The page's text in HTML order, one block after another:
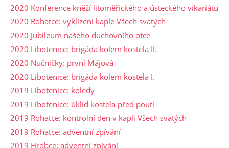
2020 Konference kněží litoměřického a ústeckého vikariátu
2020 Rohatce: vyklízení kaple Všech svatých
2020 Jubileum našeho duchovního otce
2020 Libotenice: brigáda kolem kostela II.
2020 Nučničky: první Májová
2020 Libotenice: brigáda kolem kostela I.
2019 Libotenice: koledy
2019 Libotenice: úklid kostela před poutí
2019 Rohatce: kontrolní den v kapli Všech svatých
2019 Rohatce: adventní zpívání
2019 Hrobce: adventní zpívání